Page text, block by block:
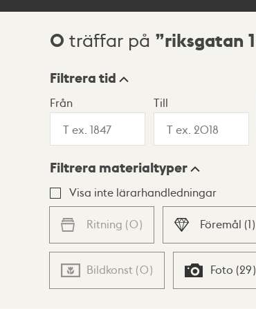
Sökresultat
0 träffar på riksgatan 1
Visningsläge
Lista Karta
Filtrera tid
Från Till
Filtrera materialtyper
Visa inte lärarhandledningar
Ritning (0) Föremål (1)
Bildkonst (0) Foto (29)